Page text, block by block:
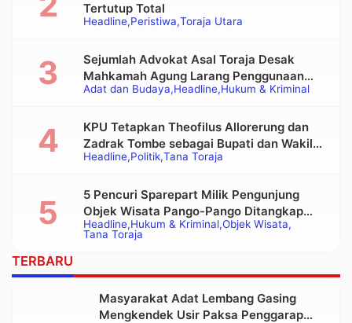
Headline Peristiwa Toraja Utara
Tertutup Total
Adat dan Budaya Headline Hukum & Kriminal
Sejumlah Advokat Asal Toraja Desak
Mahkamah Agung Larang Penggunaan
Alat Berat pada Eksekusi Rumah Adat
Headline Politik Tana Toraja
KPU Tetapkan Theofilus Allorerung dan
Zadrak Tombe sebagai Bupati dan Wakil
Bupati Tana Toraja Terpilih
Headline Hukum & Kriminal Objek Wisata
Tana Toraja
5 Pencuri Sparepart Milik Pengunjung
Objek Wisata Pango-Pango Ditangkap
Polisi
TERBARU
Masyarakat Adat Lembang Gasing
Mengkendek Usir Paksa Penggarap